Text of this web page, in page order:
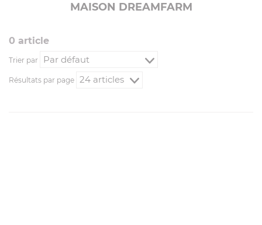
MAISON DREAMFARM
0 article
Trier par
Résultats par page